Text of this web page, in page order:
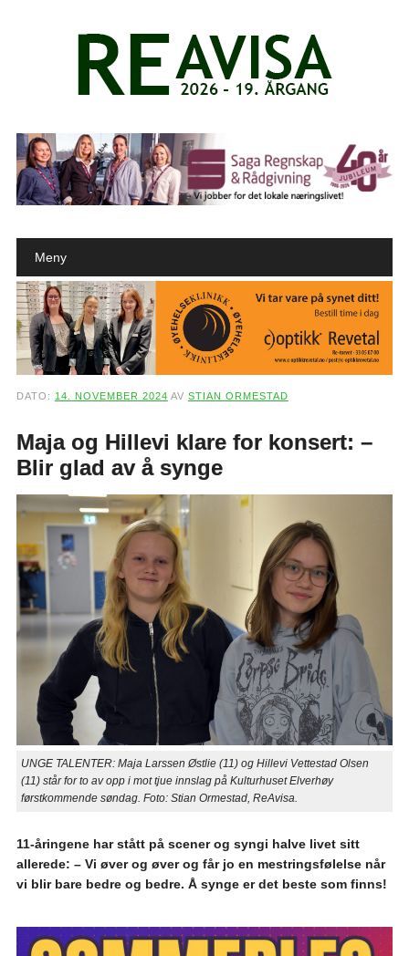
Main menu
Meny
DATO: 14. NOVEMBER 2024 AV STIAN ORMESTAD
Maja og Hillevi klare for konsert: –
Blir glad av å synge
UNGE TALENTER: Maja Larssen Østlie (11) og Hillevi Vettestad Olsen
(11) står for to av opp i mot tjue innslag på Kulturhuset Elverhøy
førstkommende søndag. Foto: Stian Ormestad, ReAvisa.
11-åringene har stått på scener og syngi halve livet sitt
allerede: – Vi øver og øver og får jo en mestringsfølelse når
vi blir bare bedre og bedre. Å synge er det beste som finns!